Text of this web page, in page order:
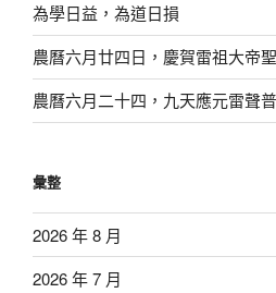
為學日益，為道日損
農曆六月廿四日，慶賀雷祖大帝
農曆六月二十四，九天應元雷聲
彙整
2026 年 8 月
2026 年 7 月